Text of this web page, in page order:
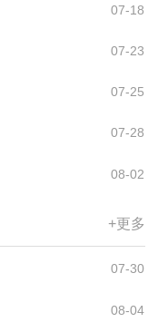
07-18
07-23
07-25
07-28
08-02
+更多
07-30
08-04